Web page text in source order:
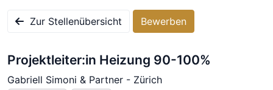
Zur Stellenübersicht Bewerben
Projektleiter:in Heizung 90-100%
Gabriell Simoni & Partner - Zürich